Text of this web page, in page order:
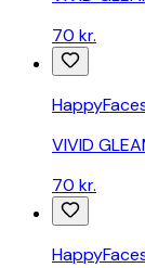
70 kr.
VIVID
70 kr.